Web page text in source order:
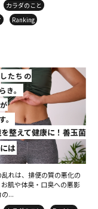
たちの
き。
カラダのこと
Ranking
整えて健康に！善玉菌
は
れは、排便の質の悪化の
肌や体臭・口臭への悪影
...